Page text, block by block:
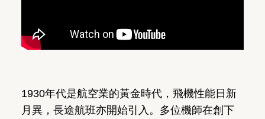
1930年代是航空業的黃金時代，飛機性能日新
月異，長途航班亦開始引入。多位機師在創下